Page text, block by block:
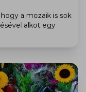
a mozaik is sok
alkot egy